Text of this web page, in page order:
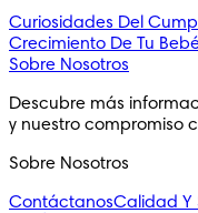
Curiosidades Del
Crecimiento De Tu
Sobre Nosotros
Descubre más
y nuestro compromiso
Sobre Nosotros
ContáctanosCalidad Y